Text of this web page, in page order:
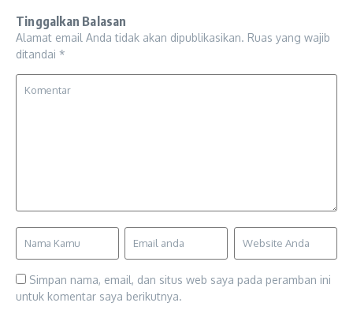
Tinggalkan Balasan
Alamat email Anda tidak akan dipublikasikan. Ruas yang wajib
ditandai *
Simpan nama, email, dan situs web saya pada peramban ini
untuk komentar saya berikutnya.